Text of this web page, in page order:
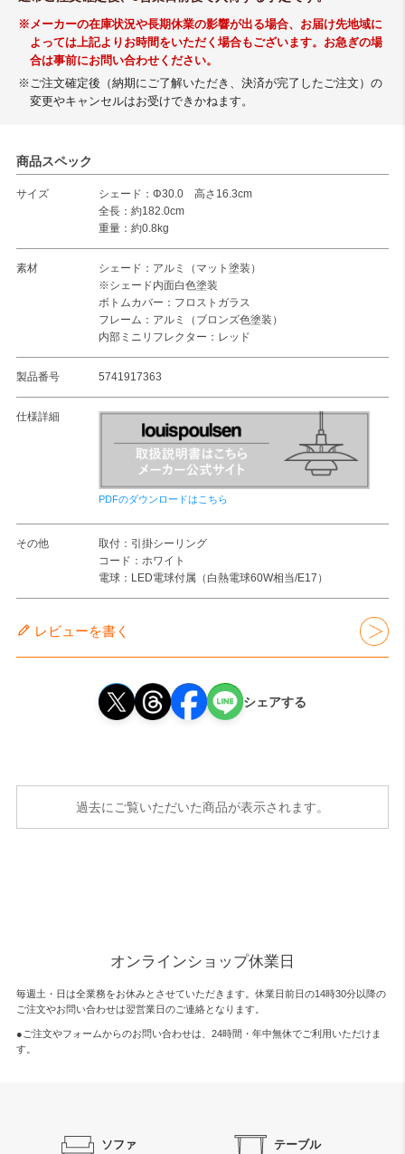
※メーカーの在庫状況や長期休業の影響が出る場合、お届け先地域に
よっては上記よりお時間をいただく場合もございます。お急ぎの場
合は事前にお問い合わせください。
※ご注文確定後（納期にご了解いただき、決済が完了したご注文）の
変更やキャンセルはお受けできかねます。
商品スペック
サイズ
シェード：Φ30.0 高さ16.3cm
全長：約182.0cm
重量：約0.8kg
素材
シェード：アルミ（マット塗装）
※シェード内面白色塗装
ボトムカバー：フロストガラス
フレーム：アルミ（ブロンズ色塗装）
内部ミニリフレクター：レッド
製品番号 5741917363
仕様詳細
PDFのダウンロードはこちら
その他
取付：引掛シーリング
コード：ホワイト
電球：LED電球付属（白熱電球60W相当/E17）
レビューを書く
シェアする
過去にご覧いただいた商品が表示されます。
オンラインショップ休業日
毎週土・日は全業務をお休みとさせていただきます。休業日前日の14時30分以降の
ご注文やお問い合わせは翌営業日のご連絡となります。
●ご注文やフォームからのお問い合わせは、 24時間・年中無休でご利用いただけま
す。
ソファ テーブル